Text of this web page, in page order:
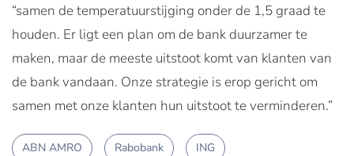
“samen de temperatuurstijging onder de 1,5 graad te
houden. Er ligt een plan om de bank duurzamer te
maken, maar de meeste uitstoot komt van klanten van
de bank vandaan. Onze strategie is erop gericht om
samen met onze klanten hun uitstoot te verminderen.”
ABN AMRO Rabobank ING